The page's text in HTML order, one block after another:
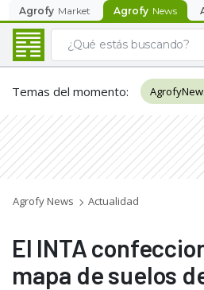
Agrofy Market Agrofy News
Temas del momento:
Agrofy News Actualidad
El INTA
mapa de suelos